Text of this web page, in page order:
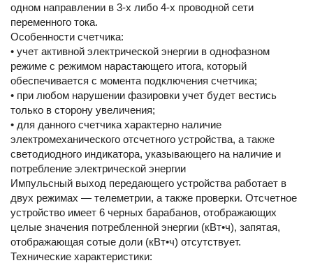
одном направлении в 3-х либо 4-х проводной сети
переменного тока.
Особенности счетчика:
• учет активной электрической энергии в однофазном
режиме с режимом нарастающего итога, который
обеспечивается с момента подключения счетчика;
• при любом нарушении фазировки учет будет вестись
только в сторону увеличения;
• для данного счетчика характерно наличие
электромеханического отсчетного устройства, а также
светодиодного индикатора, указывающего на наличие и
потребление электрической энергии
Импульсный выход передающего устройства работает в
двух режимах — телеметрии, а также проверки. Отсчетное
устройство имеет 6 черных барабанов, отображающих
целые значения потребленной энергии (кВт•ч), запятая,
отображающая сотые доли (кВт•ч) отсутствует.
Технические характеристики: